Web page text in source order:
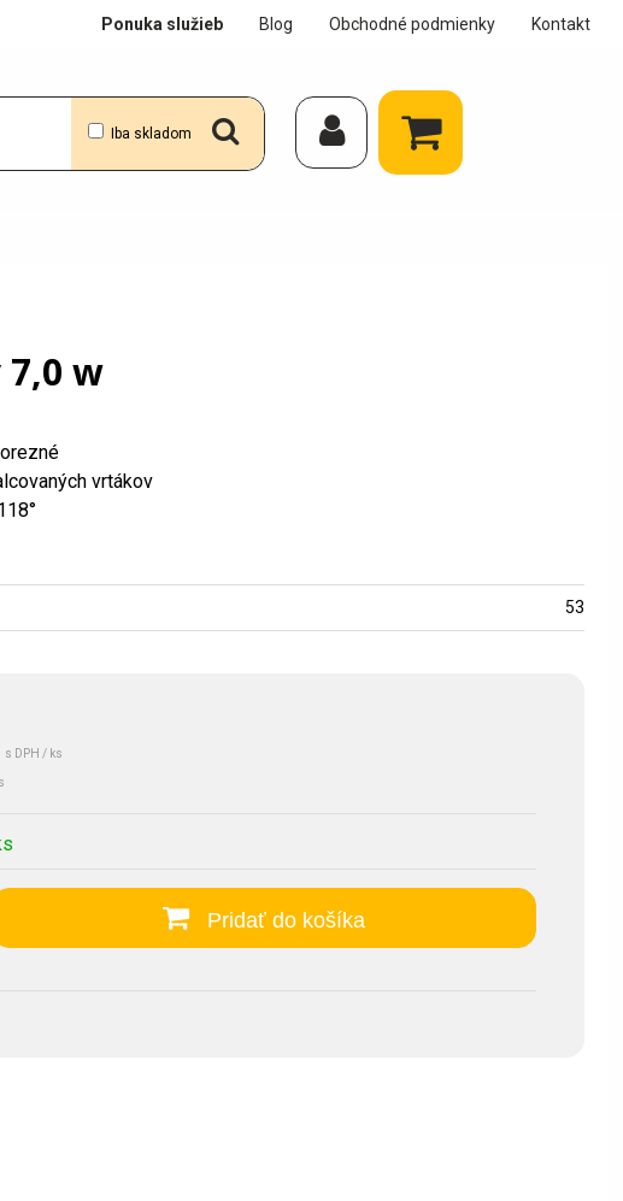
Iba skladom
Ponuka služieb Blog Obchodné podmienky Kontakt
w
s DPH / ks
Pridať do košíka
vrtákov
53